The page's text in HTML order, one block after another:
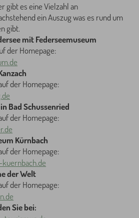
gibt es eine Vielzahl an
ein Auszug was es rund um
gibt.
mit Federseemuseum
der Homepage:
der Homepage:
Bad Schussenried
der Homepage:
Kürnbach
der Homepage:
der Welt
der Homepage:
Sie bei: